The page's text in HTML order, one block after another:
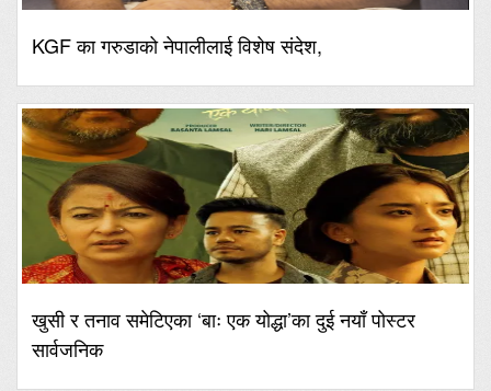
KGF का गरुडाको नेपालीलाई विशेष संदेश,
खुसी र तनाव समेटिएका ‘बाः एक योद्धा’का दुई नयाँ पोस्टर
सार्वजनिक